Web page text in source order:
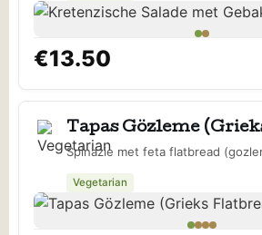
€13.50
Tapas Gözleme
Spinazie met feta flatbread
Vegetarian